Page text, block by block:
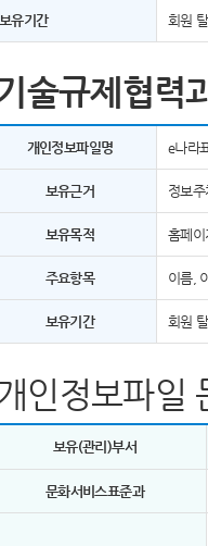
보유기간 회원
술규제협력
개인정보파일명 e나라
보유근거 정보
보유목적 홈페
주요항목 이름,
보유기간 회원
인정보파일
보유(관리)부서
문화서비스표준과